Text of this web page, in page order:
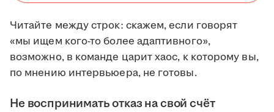
Читайте между строк: скажем, если говорят
«мы ищем кого-то более адаптивного»,
возможно, в команде царит хаос, к которому вы,
по мнению интервьюера, не готовы.
Не воспринимать отказ на свой счёт